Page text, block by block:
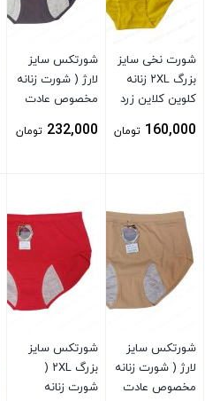
شورت نخی سایز
بزرگ ۲XL زنانه
کلوین کلاین زرد
160,000 تومان
شورتکس سایز
لارژ ( شورت زنانه
مخصوص عادت
تیره
232,000 تومان
شورتکس سایز
لارژ ( شورت زنانه
مخصوص عادت
شورتکس سایز
بزرگ ۲XL (
شورت زنانه